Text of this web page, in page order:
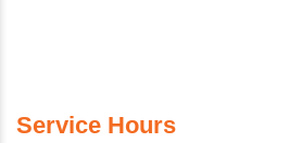
Service Hours